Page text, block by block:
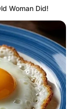
Woman Did!